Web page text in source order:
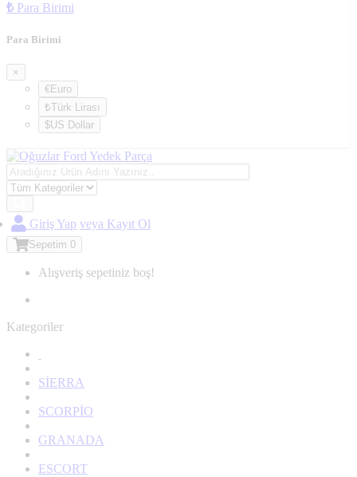
₺ Para Birimi
Para Birimi
×
€Euro
₺Türk Lirası
$US Dollar
Giriş Yap veya Kayıt Ol
Sepetim 0
Alışveriş sepetiniz boş!
Kategoriler
SİERRA
SCORPİO
GRANADA
ESCORT